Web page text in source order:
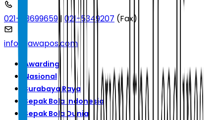
021-53699659| 021-5349207 (Fax)
info@jawapos.com
Awarding
Nasional
Surabaya Raya
Sepak Bola Indonesia
Sepak Bola Dunia